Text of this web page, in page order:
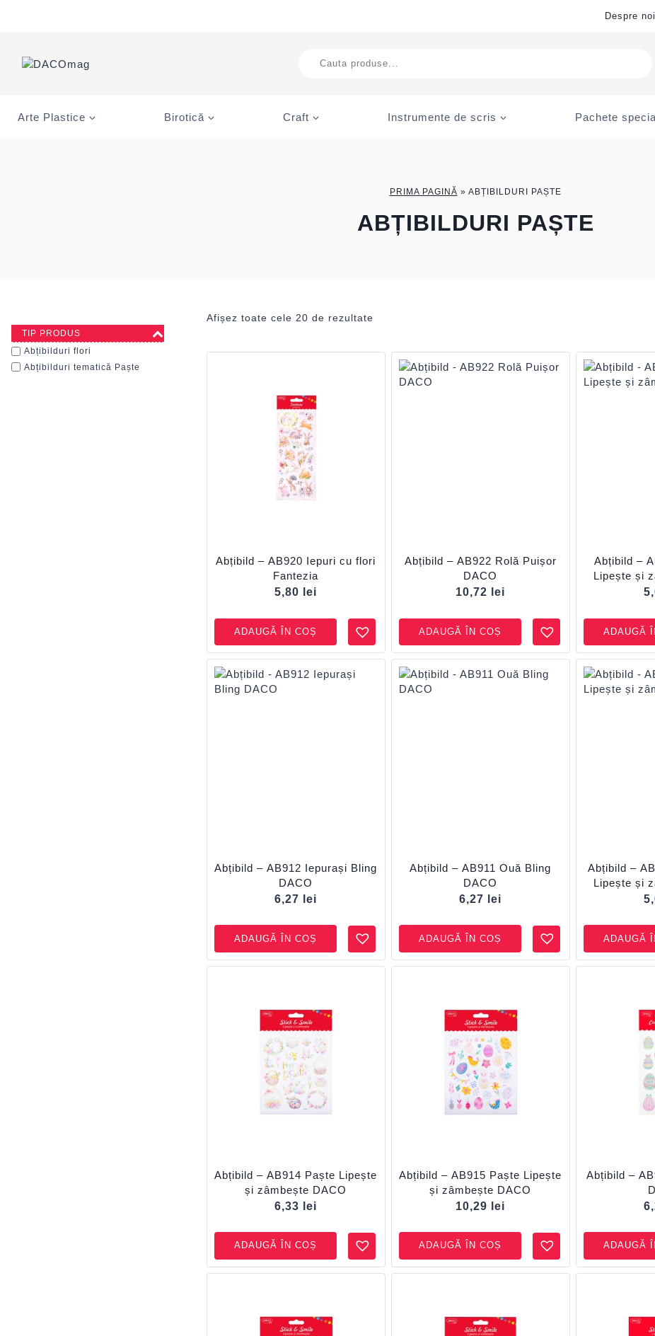
Despre noi
search
Arte Plastice Birotică Craft Instrumente de scris Pachete
PRIMA PAGINĂ » ABȚIBILDURI PAȘTE
ABȚIBILDURI PAȘTE
Afișez toate cele 20 de rezultate
Abțibild – AB920 Iepuri cu flori
Fantezia
5,80
lei
ADAUGĂ ÎN COȘ
Abțibild – AB922 Rolă Puișor
DACO
10,72
lei
ADAUGĂ ÎN COȘ
Abțibild –
Lipește și
ADAUGĂ
Abțibild – AB912 Iepurași Bling
DACO
6,27
lei
ADAUGĂ ÎN COȘ
Abțibild – AB911 Ouă Bling
DACO
6,27
lei
ADAUGĂ ÎN COȘ
Abțibild –
Lipește și
ADAUGĂ
Abțibild – AB914 Paște Lipește
și zâmbește DACO
6,33
lei
ADAUGĂ ÎN COȘ
Abțibild – AB915 Paște Lipește
și zâmbește DACO
10,29
lei
ADAUGĂ ÎN COȘ
Abțibild –
ADAUGĂ
TIP PRODUS
Abțibilduri flori
Abțibilduri tematică Paște